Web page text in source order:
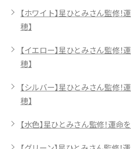
【ホワイト】星ひとみさん監修！
穂】
【イエロー】星ひとみさん監修！
穂】
【シルバー】星ひとみさん監修！
穂】
【水色】星ひとみさん監修！運命